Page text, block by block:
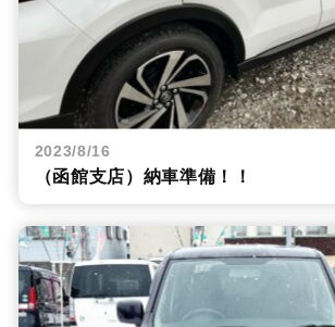
2023/8/16
（函館支店）納車準備！！